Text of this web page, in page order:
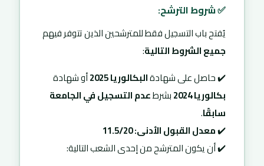
✅ شروط الترشح:
يُفتح باب التسجيل فقط للمترشحين الذين تتوفر فيهم
جميع الشروط التالية:
✔️ حاصل على شهادةالبكالوريا 2025
أو شهادة
بكالوريا 2024
بشرطعدم التسجيل في الجامعة
سابقًا.
✔️معدل القبول الأدنى: 11.5/20
✔️ أن يكون المترشح من إحدى الشعب التالية: